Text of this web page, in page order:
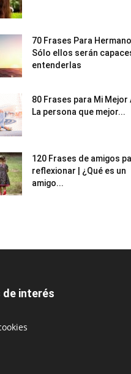
70 Frases Para
Sólo ellos serán
entenderlas
80 Frases para Mi Mejor
La persona que mejor...
120 Frases de amigos
reflexionar | ¿Qué es un
amigo...
de interés